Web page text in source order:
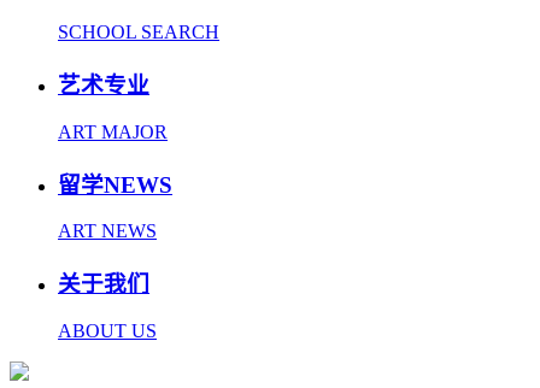
SCHOOL SEARCH
艺术专业
ART MAJOR
留学NEWS
ART NEWS
关于我们
ABOUT US